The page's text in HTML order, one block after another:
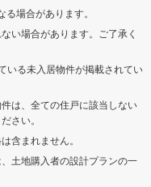
場合があります。
い場合があります。ご了承く
いる未入居物件が掲載されてい
は、全ての住戸に該当しない
さい。
含まれません。
土地購入者の設計プランの一